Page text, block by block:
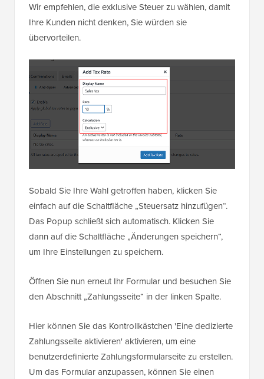
Wir empfehlen, die exklusive Steuer zu wählen, damit
Ihre Kunden nicht denken, Sie würden sie
übervorteilen.
Sobald Sie Ihre Wahl getroffen haben, klicken Sie
einfach auf die Schaltfläche „Steuersatz hinzufügen“.
Das Popup schließt sich automatisch. Klicken Sie
dann auf die Schaltfläche „Änderungen speichern“,
um Ihre Einstellungen zu speichern.
Öffnen Sie nun erneut Ihr Formular und besuchen Sie
den Abschnitt „Zahlungsseite“ in der linken Spalte.
Hier können Sie das Kontrollkästchen 'Eine dedizierte
Zahlungsseite aktivieren' aktivieren, um eine
benutzerdefinierte Zahlungsformularseite zu erstellen.
Um das Formular anzupassen, können Sie einen